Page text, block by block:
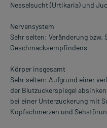
Nesselsucht (Urtikaria) und
Nervensystem
Sehr selten: Veränderung bzw.
Geschmacksempfindens
Körper insgesamt
Sehr selten: Aufgrund einer
der Blutzuckerspiegel
bei einer Unterzuckerung mit
Kopfschmerzen und